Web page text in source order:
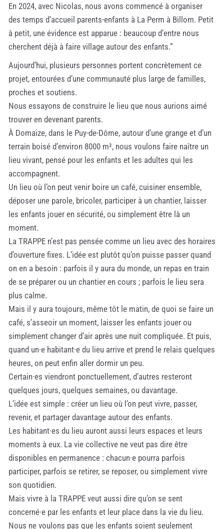
En 2024, avec Nicolas, nous avons commencé à organiser
des temps d’accueil parents-enfants à La Perm à Billom. Petit
à petit, une évidence est apparue : beaucoup d’entre nous
cherchent déjà à faire village autour des enfants.”
Aujourd’hui, plusieurs personnes portent concrètement ce
projet, entourées d’une communauté plus large de familles,
proches et soutiens.
Nous essayons de construire le lieu que nous aurions aimé
trouver en devenant parents.
À Domaize, dans le Puy-de-Dôme, autour d’une grange et d’un
terrain boisé d’environ 8000 m², nous voulons faire naître un
lieu vivant, pensé pour les enfants et les adultes qui les
accompagnent.
Un lieu où l’on peut venir boire un café, cuisiner ensemble,
déposer une parole, bricoler, participer à un chantier, laisser
les enfants jouer en sécurité, ou simplement être là un
moment.
La TRAPPE n’est pas pensée comme un lieu avec des horaires
d’ouverture fixes. L’idée est plutôt qu’on puisse passer quand
on en a besoin : parfois il y aura du monde, un repas en train
de se préparer ou un chantier en cours ; parfois le lieu sera
plus calme.
Mais il y aura toujours, même tôt le matin, de quoi se faire un
café, s’asseoir un moment, laisser les enfants jouer ou
simplement changer d’air après une nuit compliquée. Et puis,
quand un·e habitant·e du lieu arrive et prend le relais quelques
heures, on peut enfin aller dormir un peu.
Certain·es viendront ponctuellement, d’autres resteront
quelques jours, quelques semaines, ou davantage.
L’idée est simple : créer un lieu où l’on peut vivre, passer,
revenir, et partager davantage autour des enfants.
Les habitant·es du lieu auront aussi leurs espaces et leurs
moments à eux. La vie collective ne veut pas dire être
disponibles en permanence : chacun·e pourra parfois
participer, parfois se retirer, se reposer, ou simplement vivre
son quotidien.
Mais vivre à la TRAPPE veut aussi dire qu’on se sent
concerné·e par les enfants et leur place dans la vie du lieu.
Nous ne voulons pas que les enfants soient seulement